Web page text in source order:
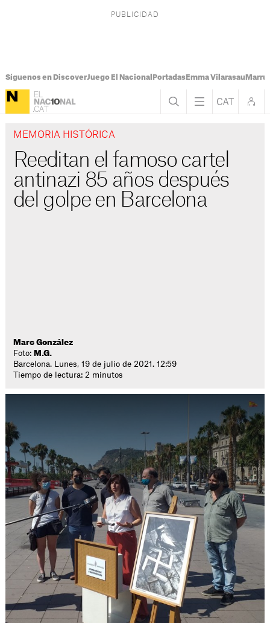
Síguenos en DiscoverJuego El Nacional PortadasEmma Vilarasau
MEMORIA HISTÓRICA
Reeditan el famoso cartel
antinazi 85 años después
del golpe en Barcelona
Marc González
Foto: M.G.
Barcelona. Lunes, 19 de julio de 2021. 12:59
Tiempo de lectura: 2 minutos